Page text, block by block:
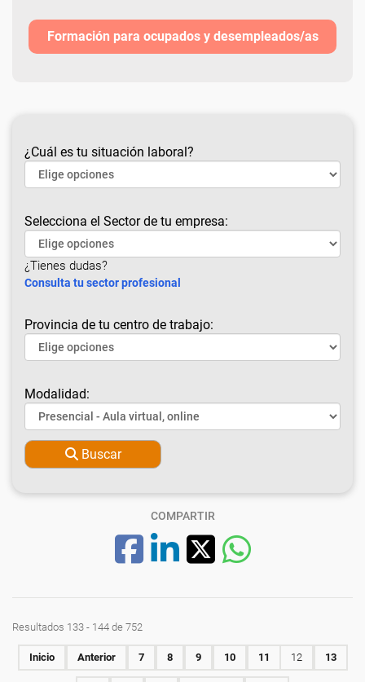
Formación para ocupados y desempleados/as
¿Cuál es tu situación laboral?
Selecciona el Sector de tu empresa:
¿Tienes dudas?
Consulta tu sector profesional
Provincia de tu centro de trabajo:
Modalidad:
Buscar
COMPARTIR
Resultados 133 - 144 de 752
Inicio Anterior 7 8 9 10 11 12 13